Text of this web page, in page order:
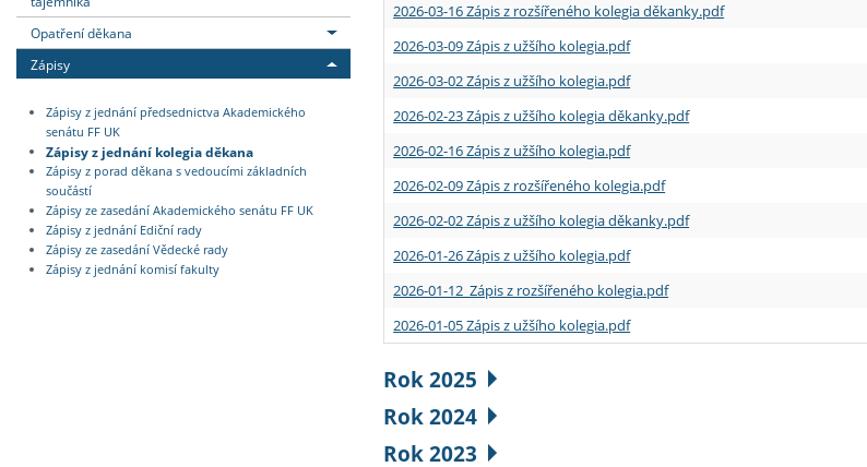
Opatření děkana
Zápisy
Zápisy z jednání předsednictva Akademického
senátu FF UK
Zápisy z jednání kolegia děkana
Zápisy z porad děkana s vedoucími základních
součástí
Zápisy ze zasedání Akademického senátu FF UK
Zápisy z jednání Ediční rady
Zápisy ze zasedání Vědecké rady
Zápisy z jednání komisí fakulty
2026-03-16 Zápis z rozšířeného kolegia děkanky.pdf
2026-03-09 Zápis z užšího kolegia.pdf
2026-03-02 Zápis z užšího kolegia.pdf
2026-02-23 Zápis z užšího kolegia děkanky.pdf
2026-02-16 Zápis z užšího kolegia.pdf
2026-02-09 Zápis z rozšířeného kolegia.pdf
2026-02-02 Zápis z užšího kolegia děkanky.pdf
2026-01-26 Zápis z užšího kolegia.pdf
2026-01-12 Zápis z rozšířeného kolegia.pdf
2026-01-05 Zápis z užšího kolegia.pdf
Rok 2025
Rok 2024
Rok 2023